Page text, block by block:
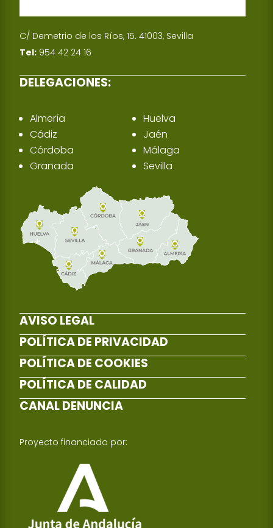
C/ Demetrio de los Ríos, 15. 41003, Sevilla
Tel: 954 42 24 16
DELEGACIONES:
Almería
Cádiz
Córdoba
Granada
Huelva
Jaén
Málaga
Sevilla
AVISO LEGAL
POLÍTICA DE PRIVACIDAD
POLÍTICA DE COOKIES
POLÍTICA DE CALIDAD
CANAL DENUNCIA
Proyecto financiado por: